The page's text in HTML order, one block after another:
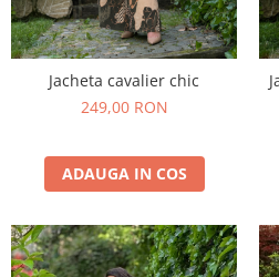
Jacheta cavalier chic
249,00 RON
ADAUGA IN COS